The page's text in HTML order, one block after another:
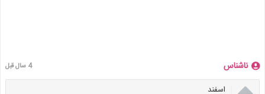
ناشناس 4 سال قبل
اسفند